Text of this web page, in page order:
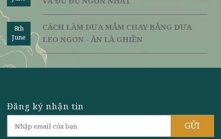
8th
June
HƯỚNG DẪN CÁCH LÀM NƯỚC MẮM CHAY
NGON TỪ ĐẬU NÀNH
SÁCH DẠY NẤU ĂN CHAY CÁC MÓN ĂN
8th
June
CÁCH LÀM NEM CHUA CHAY TỪ VỎ BƯỞI
VÀ ĐU ĐỦ NGON NHẤT